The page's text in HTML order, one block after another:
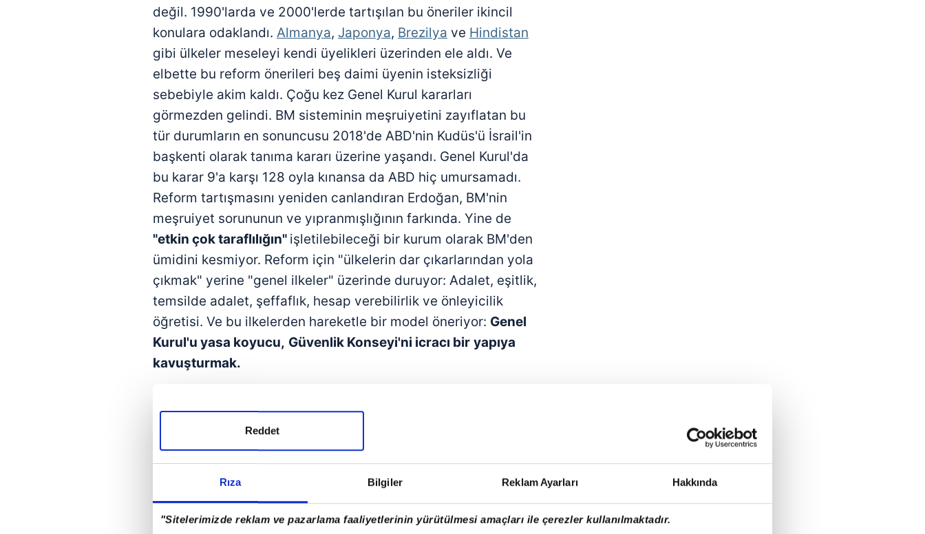
Rıza Bilgiler Reklam Ayarları Hakkında
"Sitelerimizde reklam ve pazarlama faaliyetlerinin yürütülmesi amaçları ile çerezler kullanılmaktadır.
Reddet
değil. 1990'larda ve 2000'lerde tartışılan bu öneriler ikincil
konulara odaklandı. Almanya, Japonya, Brezilya ve Hindistan
gibi ülkeler meseleyi kendi üyelikleri üzerinden ele aldı. Ve
elbette bu reform önerileri beş daimi üyenin isteksizliği
sebebiyle akim kaldı. Çoğu kez Genel Kurul kararları
görmezden gelindi. BM sisteminin meşruiyetini zayıflatan bu
tür durumların en sonuncusu 2018'de ABD'nin Kudüs'ü İsrail'in
başkenti olarak tanıma kararı üzerine yaşandı. Genel Kurul'da
bu karar 9'a karşı 128 oyla kınansa da ABD hiç umursamadı.
Reform tartışmasını yeniden canlandıran Erdoğan, BM'nin
meşruiyet sorununun ve yıpranmışlığının farkında. Yine de
"etkin çok taraflılığın" işletilebileceği bir kurum olarak BM'den
ümidini kesmiyor. Reform için "ülkelerin dar çıkarlarından yola
çıkmak" yerine "genel ilkeler" üzerinde duruyor: Adalet, eşitlik,
temsilde adalet, şeffaflık, hesap verebilirlik ve önleyicilik
öğretisi. Ve bu ilkelerden hareketle bir model öneriyor: Genel
Kurul'u yasa koyucu, Güvenlik Konseyi'ni icracı bir yapıya
kavuşturmak.
Bu demokratik devrim için ilk yapılması gereken veto yetkisini
kaldırmayı merkeze alan bir gündem oluşturmak.
kadar Güvenlik Konseyi'nde 2446 tasarıdan 249'u veto edildi.
Rusya 112, ABD 81,
İngiltere 29, Fransa 16 ve Çin 11
tasarıyı
veto etti.Ancak şimdiye kadar BM çatısı altında konuşulan
hiçbir model teklifi bu sorunlu veto yetkisini kaldırmayı